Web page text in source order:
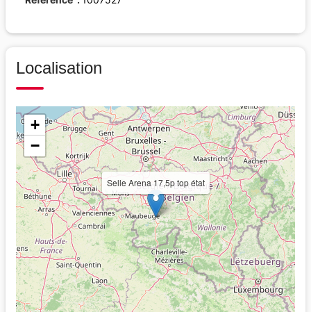
Localisation
Selle Arena 17,5p top état
+
−